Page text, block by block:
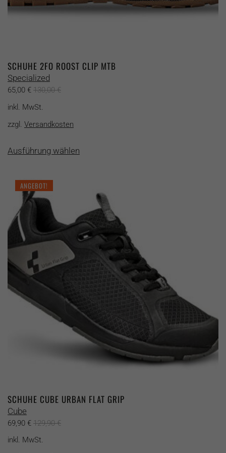
SCHUHE 2FO ROOST CLIP MTB
Specialized
65,00 € 130,00€
inkl. MwSt.
zzgl. Versandkosten
Ausführung wählenProdukt
Die
Optionen
können
Produktseite
gewählt
ANGEBOT!
SCHUHE CUBE URBAN FLAT GRIP
Cube
69,90 € 129,90€
inkl. MwSt.